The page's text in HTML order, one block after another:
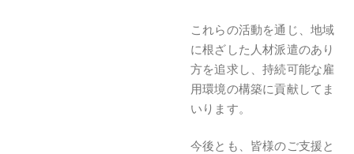
これらの活動を通じ、地域
に根ざした人材派遣のあり
方を追求し、持続可能な雇
用環境の構築に貢献してま
いります。
今後とも、皆様のご支援と